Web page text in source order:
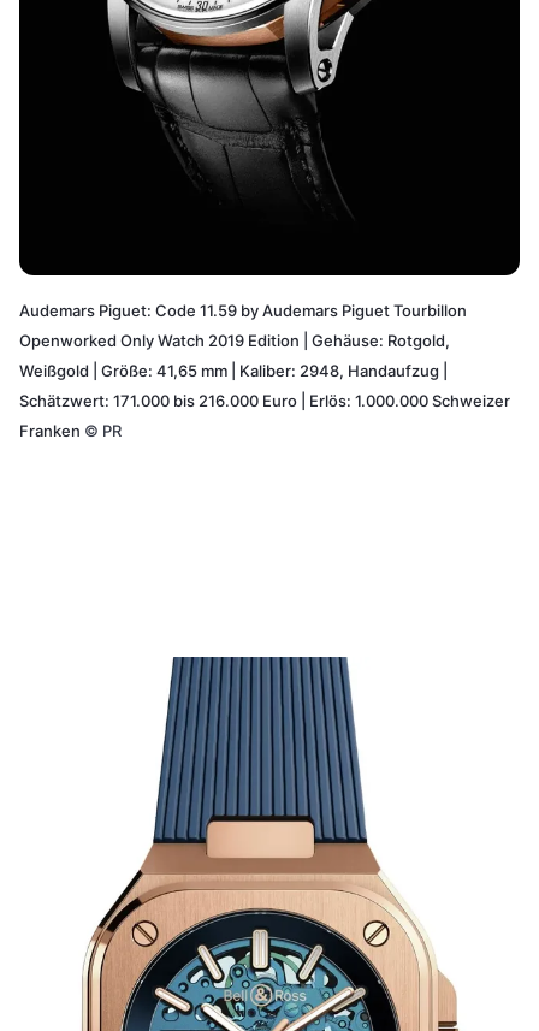
Audemars Piguet: Code 11.59 by Audemars Piguet Tourbillon
Openworked Only Watch 2019 Edition | Gehäuse: Rotgold,
Weißgold | Größe: 41,65 mm | Kaliber: 2948, Handaufzug |
Schätzwert: 171.000 bis 216.000 Euro | Erlös: 1.000.000 Schweizer
Franken © PR